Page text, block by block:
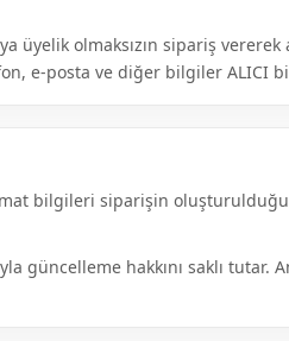
olmaksızın sipariş vererek
e-posta ve diğer bilgiler ALICI
bilgileri siparişin
güncelleme hakkını saklı